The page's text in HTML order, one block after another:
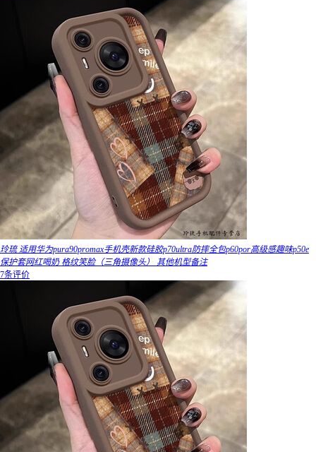
玲琉 适用华为pura90promax手机壳新款硅胶p70ultra防摔全包p60por高级感趣味p50e
保护套网红喝奶 格纹笑脸（三角摄像头） 其他机型备注
7条评价